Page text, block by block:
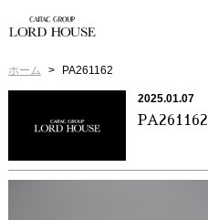
ホーム PA261162
2025.01.07
PA261162